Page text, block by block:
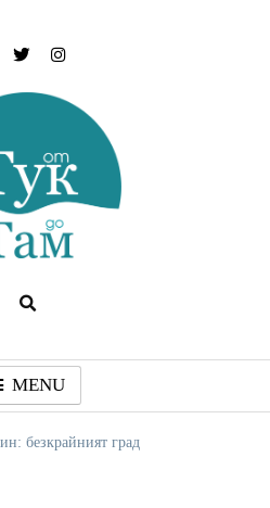
до Там
MENU
безкрайният град